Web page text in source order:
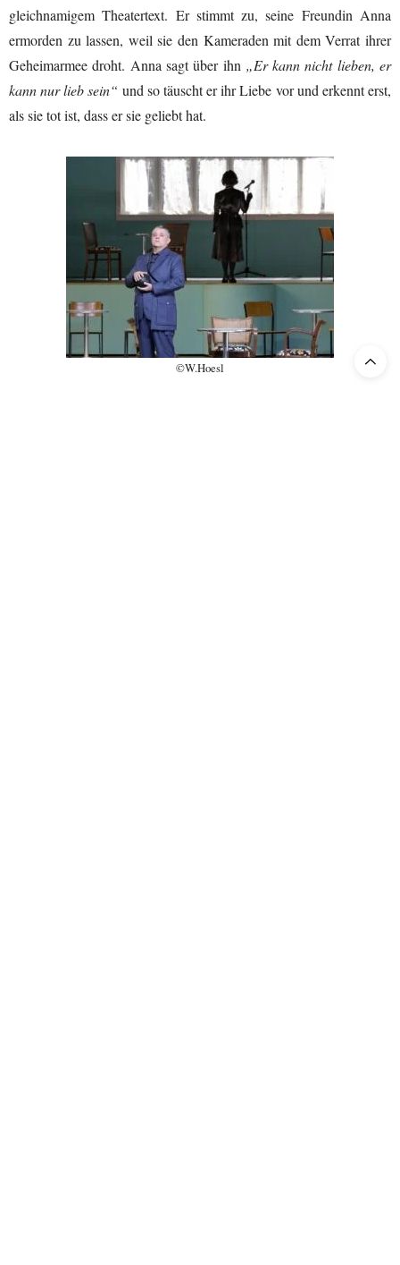
gleichnamigem Theatertext. Er stimmt zu, seine Freundin Anna
ermorden zu lassen, weil sie den Kameraden mit dem Verrat ihrer
Geheimarmee droht. Anna sagt über ihn „Er kann nicht lieben, er
kann nur lieb sein“ und so täuscht er ihr Liebe vor und erkennt erst,
als sie tot ist, dass er sie geliebt hat.
©W.Hoesl